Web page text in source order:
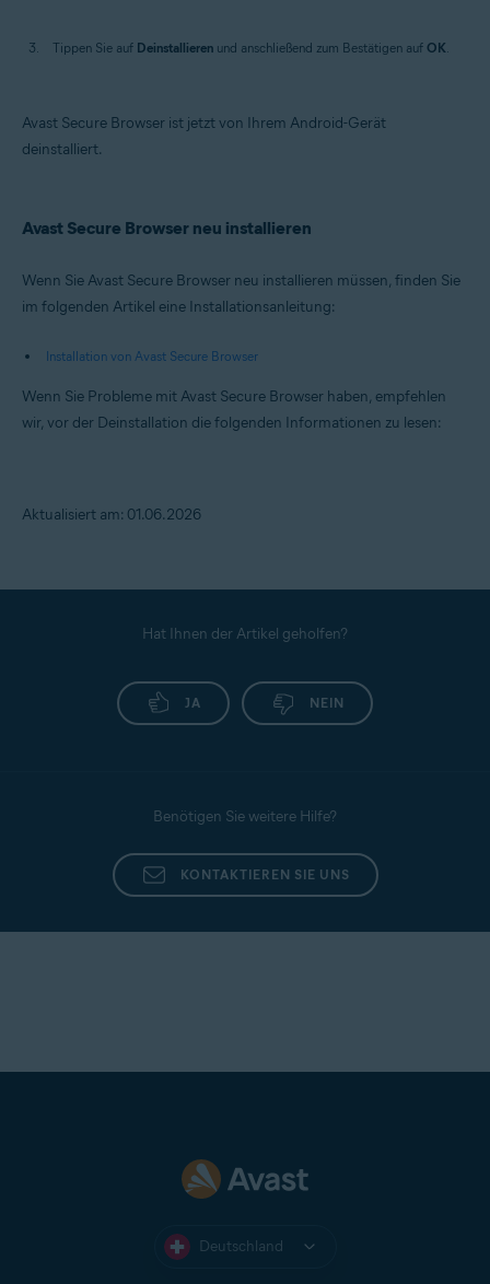
Tippen Sie auf Deinstallieren und anschließend zum Bestätigen auf OK.
Avast Secure Browser ist jetzt von Ihrem Android-Gerät
deinstalliert.
Avast Secure Browser neu installieren
Wenn Sie Avast Secure Browser neu installieren müssen, finden Sie
im folgenden Artikel eine Installationsanleitung:
Installation von Avast Secure Browser
Wenn Sie Probleme mit Avast Secure Browser haben, empfehlen
wir, vor der Deinstallation die folgenden Informationen zu lesen:
Aktualisiert am: 01.06.2026
Hat Ihnen der Artikel geholfen?
JA NEIN
Benötigen Sie weitere Hilfe?
KONTAKTIEREN SIE UNS
Deutschland